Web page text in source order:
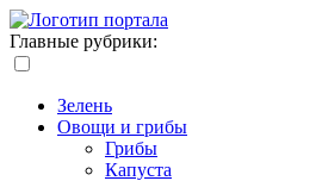
Главные рубрики:
Зелень
Овощи и грибы
Грибы
Капуста